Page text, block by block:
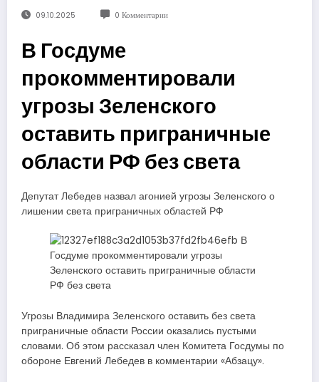
09.10.2025 0 Комментарии
В Госдуме
прокомментировали
угрозы Зеленского
оставить приграничные
области РФ без света
Депутат Лебедев назвал агонией угрозы Зеленского о
лишении света приграничных областей РФ
Угрозы Владимира Зеленского оставить без света
приграничные области России оказались пустыми
словами. Об этом рассказал член Комитета Госдумы по
обороне Евгений Лебедев в комментарии «Абзацу».